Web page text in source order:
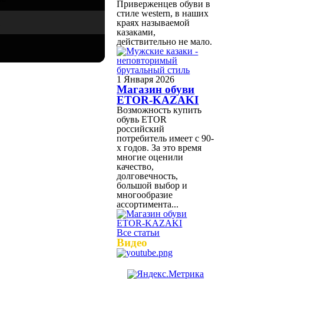
Приверженцев обуви в
стиле western, в наших
краях называемой
казаками,
действительно не мало.
1 Января 2026
Магазин обуви
ETOR-KAZAKI
Возможность купить
обувь ETOR
российский
потребитель имеет с 90-
х годов. За это время
многие оценили
качество,
долговечность,
большой выбор и
многообразие
ассортимента...
Все статьи
Видео